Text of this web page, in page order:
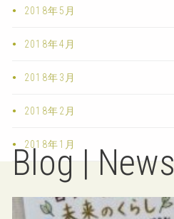
2018年5月
2018年4月
2018年3月
2018年2月
2018年1月
Blog | News